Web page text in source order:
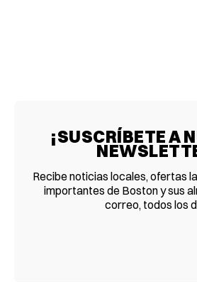
¡SUSCRÍBETE A
Recibe noticias locales, ofertas
importantes de Boston y sus
correo, todos los